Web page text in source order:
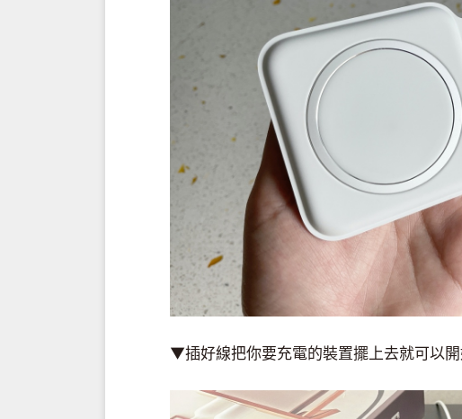
▼插好線把你要充電的裝置擺上去就可以開